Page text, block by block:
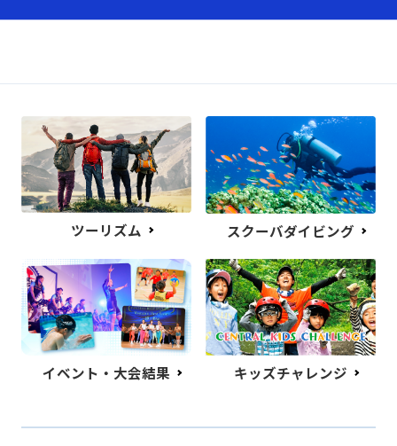
ツーリズム スクーバダイビング
イベント・大会結果 キッズチャレンジ